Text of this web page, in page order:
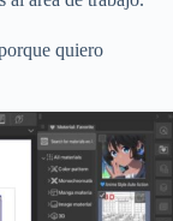
quiero